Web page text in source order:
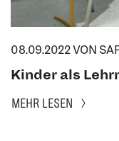
08.09.2022 VON
Kinder als
MEHR LESEN